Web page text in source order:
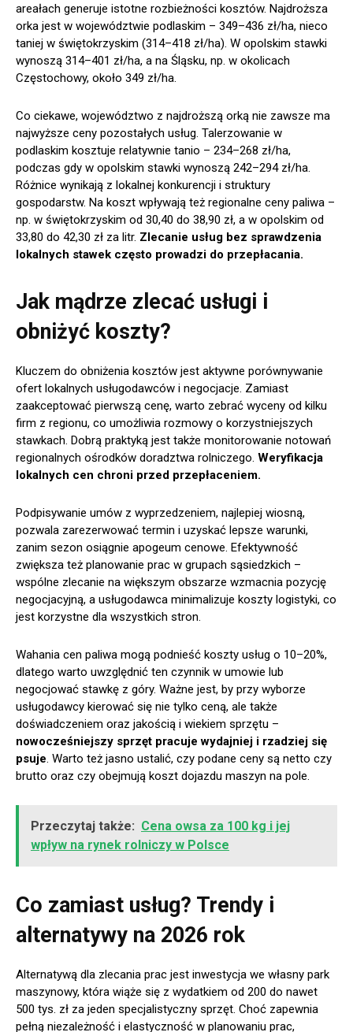
areałach generuje istotne rozbieżności kosztów. Najdroższa
orka jest w województwie podlaskim – 349–436 zł/ha, nieco
taniej w świętokrzyskim (314–418 zł/ha). W opolskim stawki
wynoszą 314–401 zł/ha, a na Śląsku, np. w okolicach
Częstochowy, około 349 zł/ha.
Co ciekawe, województwo z najdroższą orką nie zawsze ma
najwyższe ceny pozostałych usług. Talerzowanie w
podlaskim kosztuje relatywnie tanio – 234–268 zł/ha,
podczas gdy w opolskim stawki wynoszą 242–294 zł/ha.
Różnice wynikają z lokalnej konkurencji i struktury
gospodarstw. Na koszt wpływają też regionalne ceny paliwa –
np. w świętokrzyskim od 30,40 do 38,90 zł, a w opolskim od
33,80 do 42,30 zł za litr. Zlecanie usług bez sprawdzenia
lokalnych stawek często prowadzi do przepłacania.
Jak mądrze zlecać usługi i
obniżyć koszty?
Kluczem do obniżenia kosztów jest aktywne porównywanie
ofert lokalnych usługodawców i negocjacje. Zamiast
zaakceptować pierwszą cenę, warto zebrać wyceny od kilku
firm z regionu, co umożliwia rozmowy o korzystniejszych
stawkach. Dobrą praktyką jest także monitorowanie notowań
regionalnych ośrodków doradztwa rolniczego. Weryfikacja
lokalnych cen chroni przed przepłaceniem.
Podpisywanie umów z wyprzedzeniem, najlepiej wiosną,
pozwala zarezerwować termin i uzyskać lepsze warunki,
zanim sezon osiągnie apogeum cenowe. Efektywność
zwiększa też planowanie prac w grupach sąsiedzkich –
wspólne zlecanie na większym obszarze wzmacnia pozycję
negocjacyjną, a usługodawca minimalizuje koszty logistyki, co
jest korzystne dla wszystkich stron.
Wahania cen paliwa mogą podnieść koszty usług o 10–20%,
dlatego warto uwzględnić ten czynnik w umowie lub
negocjować stawkę z góry. Ważne jest, by przy wyborze
usługodawcy kierować się nie tylko ceną, ale także
doświadczeniem oraz jakością i wiekiem sprzętu –
nowocześniejszy sprzęt pracuje wydajniej i rzadziej się
psuje. Warto też jasno ustalić, czy podane ceny są netto czy
brutto oraz czy obejmują koszt dojazdu maszyn na pole.
Przeczytaj także: Cena owsa za 100 kg i jej
wpływ na rynek rolniczy w Polsce
Co zamiast usług? Trendy i
alternatywy na 2026 rok
Alternatywą dla zlecania prac jest inwestycja we własny park
maszynowy, która wiąże się z wydatkiem od 200 do nawet
500 tys. zł za jeden specjalistyczny sprzęt. Choć zapewnia
pełną niezależność i elastyczność w planowaniu prac,